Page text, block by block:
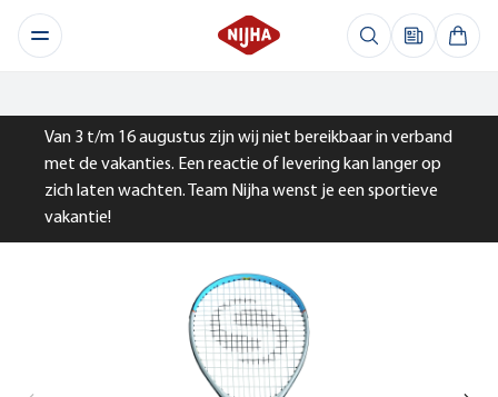
Van 3 t/m 16 augustus zijn wij niet bereikbaar in verband
met de vakanties. Een reactie of levering kan langer op
zich laten wachten. Team Nijha wenst je een sportieve
vakantie!